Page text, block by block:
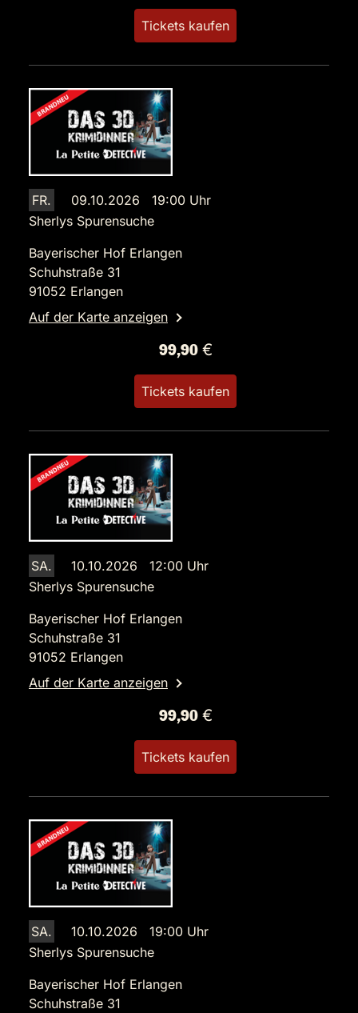
Tickets kaufen
FR.
09.10.2026 19:00 Uhr
Sherlys Spurensuche
Bayerischer Hof Erlangen
Schuhstraße 31
91052 Erlangen
Auf der Karte anzeigen
99,90 €
Tickets kaufen
SA.
10.10.2026 12:00 Uhr
Sherlys Spurensuche
Bayerischer Hof Erlangen
Schuhstraße 31
91052 Erlangen
Auf der Karte anzeigen
99,90 €
Tickets kaufen
SA.
10.10.2026 19:00 Uhr
Sherlys Spurensuche
Bayerischer Hof Erlangen
Schuhstraße 31